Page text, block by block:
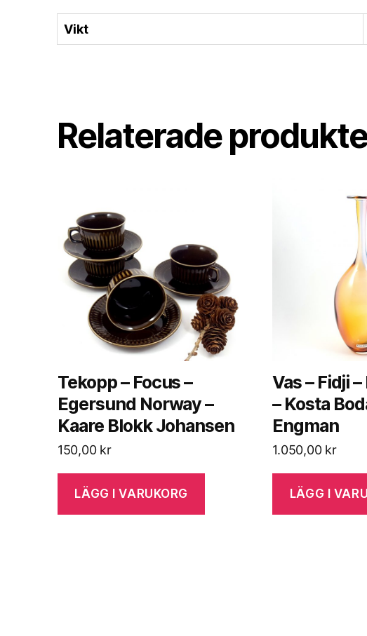
Vikt
Relaterade
Tekopp – Focus –
Egersund Norway –
Kaare Blokk Johansen
150,00 kr
LÄGG I VARUKORG
Vas – Fidji
– Kosta
Engman
1.050,00 kr
LÄGG I